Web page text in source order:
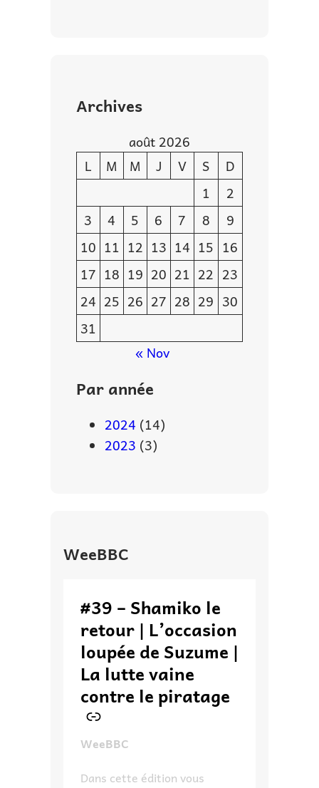
Archives
août 2026
L
M M J V S
D
1
2
3
4 5 6 7 8
9
10 11 12 13 14 15 16
17 18 19 20 21 22 23
24 25 26 27 28 29 30
31
« Nov
Par année
2024 (14)
2023 (3)
WeeBBC
#39 – Shamiko le
retour | L’occasion
loupée de Suzume |
La lutte vaine
contre le piratage
–
WeeBBC
Dans cette édition vous